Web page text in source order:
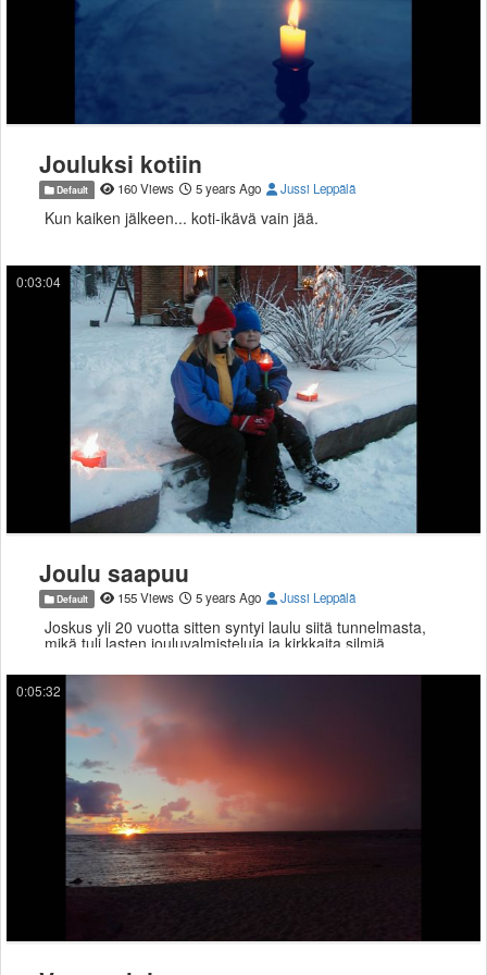
Jouluksi kotiin
Default 160 Views 5 years Ago Jussi Leppälä
Kun kaiken jälkeen... koti-ikävä vain jää.
0:03:04
Joulu saapuu
Default 155 Views 5 years Ago Jussi Leppälä
Joskus yli 20 vuotta sitten syntyi laulu siitä tunnelmasta,
mikä tuli lasten jouluvalmisteluja ja kirkkaita silmiä
jouluun!
0:05:32